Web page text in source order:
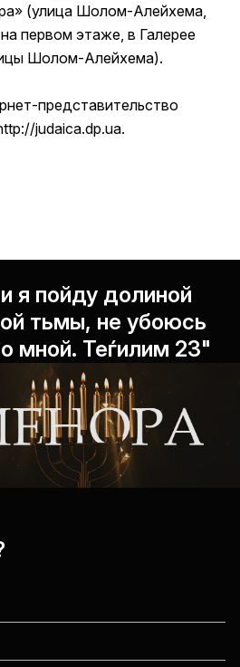
(улица Шолом-Алейхема,
первом этаже, в Галерее
Шолом-Алейхема).
представительство
judaica.dp.ua.
я пойду долиной
тьмы, не убоюсь
мной. Теѓилим 23"